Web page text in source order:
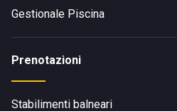
Gestionale Piscina
Prenotazioni
Stabilimenti balneari